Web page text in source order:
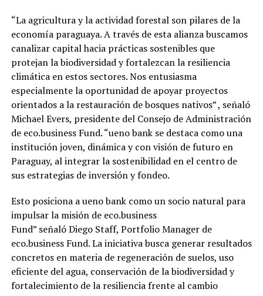
“La agricultura y la actividad forestal son pilares de la
economía paraguaya. A través de esta alianza buscamos
canalizar capital hacia prácticas sostenibles que
protejan la biodiversidad y fortalezcan la resiliencia
climática en estos sectores. Nos entusiasma
especialmente la oportunidad de apoyar proyectos
orientados a la restauración de bosques nativos” , señaló
Michael Evers, presidente del Consejo de Administración
de eco.business Fund. “ueno bank se destaca como una
institución joven, dinámica y con visión de futuro en
Paraguay, al integrar la sostenibilidad en el centro de
sus estrategias de inversión y fondeo.
Esto posiciona a ueno bank como un socio natural para
impulsar la misión de eco.business
Fund” señaló Diego Staff, Portfolio Manager de
eco.business Fund. La iniciativa busca generar resultados
concretos en materia de regeneración de suelos, uso
eficiente del agua, conservación de la biodiversidad y
fortalecimiento de la resiliencia frente al cambio